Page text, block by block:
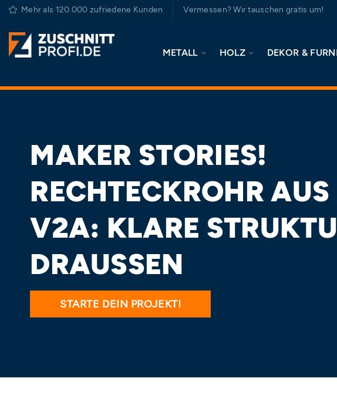
Zum
springen
Mehr als 120.000 zufriedene Kunden Vermessen? Wir tauschen gratis um!
METALL HOLZ DEKOR &
MAKER STORIES!
RECHTECKROHR
V2A: KLARE
DRAUSSEN
STARTE DEIN PROJEKT!